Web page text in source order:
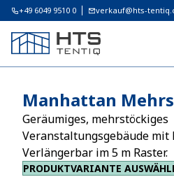
+49 6049 9510 0 verkauf@hts-
Manhattan
Geräumiges, mehrstöckiges
Veranstaltungsgebäude mit
Verlängerbar im 5 m Raster.
PRODUKTVARIANTE